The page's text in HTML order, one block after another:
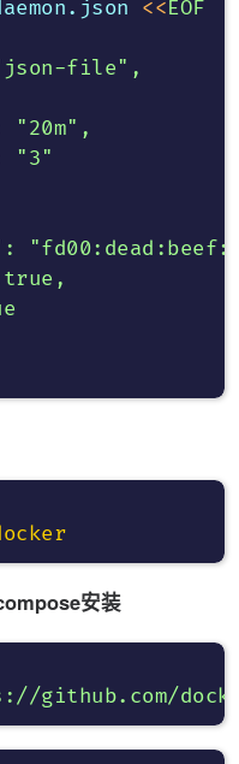
<<EOF
file",
"20m",
"3"
安装
github.com/